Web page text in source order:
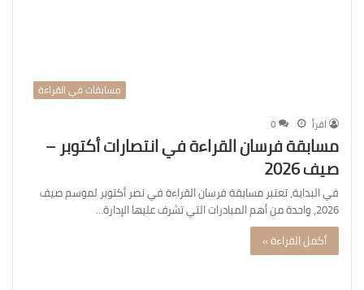
مسابقات في القراءة
اقرأ
0
مسابقة فرسان القراءة في انتصارات أكتوبر –
صيف 2026
في البداية، تعتبر مسابقة فرسان القراءة في نصر أكتوبر لموسم صيف
2026، واحدة من أهم المبادرات التي تشرف عليها الإدارة…
أكمل القراءة »